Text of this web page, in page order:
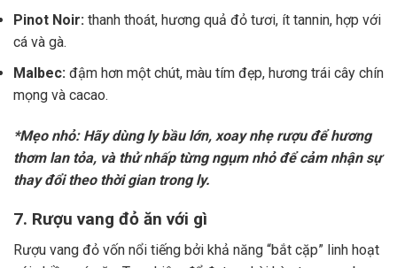
Pinot Noir: thanh thoát, hương quả đỏ tươi, ít tannin, hợp với
cá và gà.
Malbec: đậm hơn một chút, màu tím đẹp, hương trái cây chín
mọng và cacao.
*Mẹo nhỏ: Hãy dùng ly bầu lớn, xoay nhẹ rượu để hương
thơm lan tỏa, và thử nhấp từng ngụm nhỏ để cảm nhận sự
thay đổi theo thời gian trong ly.
7. Rượu vang đỏ ăn với gì
Rượu vang đỏ vốn nổi tiếng bởi khả năng “bắt cặp” linh hoạt